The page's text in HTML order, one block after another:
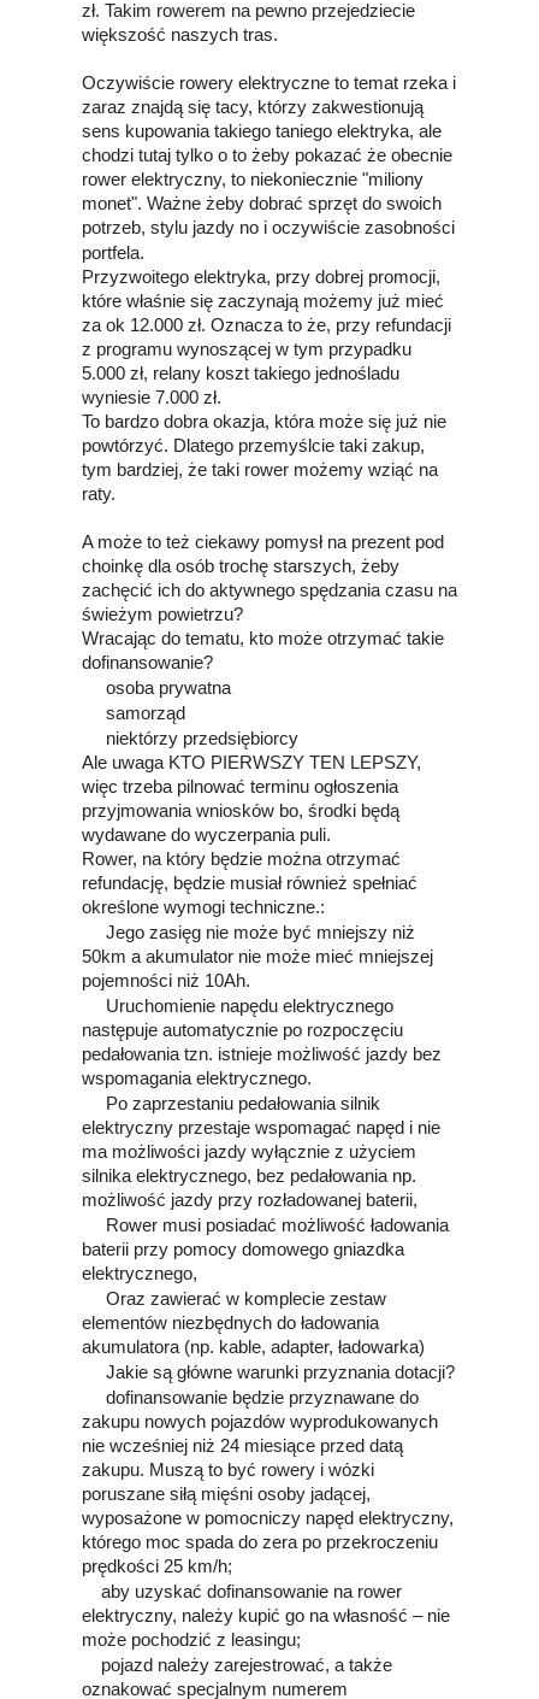
zł. Takim rowerem na pewno przejedziecie
większość naszych tras.
Oczywiście rowery elektryczne to temat rzeka i
zaraz znajdą się tacy, którzy zakwestionują
sens kupowania takiego taniego elektryka, ale
chodzi tutaj tylko o to żeby pokazać że obecnie
rower elektryczny, to niekoniecznie "miliony
monet". Ważne żeby dobrać sprzęt do swoich
potrzeb, stylu jazdy no i oczywiście zasobności
portfela.
Przyzwoitego elektryka, przy dobrej promocji,
które właśnie się zaczynają możemy już mieć
za ok 12.000 zł. Oznacza to że, przy refundacji
z programu wynoszącej w tym przypadku
5.000 zł, relany koszt takiego jednośladu
wyniesie 7.000 zł.
To bardzo dobra okazja, która może się już nie
powtórzyć. Dlatego przemyślcie taki zakup,
tym bardziej, że taki rower możemy wziąć na
raty.
A może to też ciekawy pomysł na prezent pod
choinkę dla osób trochę starszych, żeby
zachęcić ich do aktywnego spędzania czasu na
świeżym powietrzu?
Wracając do tematu, kto może otrzymać takie
dofinansowanie?
osoba prywatna
samorząd
niektórzy przedsiębiorcy
Ale uwaga KTO PIERWSZY TEN LEPSZY,
więc trzeba pilnować terminu ogłoszenia
przyjmowania wniosków bo, środki będą
wydawane do wyczerpania puli.
Rower, na który będzie można otrzymać
refundację, będzie musiał również spełniać
określone wymogi techniczne.:
Jego zasięg nie może być mniejszy niż
50km a akumulator nie może mieć mniejszej
pojemności niż 10Ah.
Uruchomienie napędu elektrycznego
następuje automatycznie po rozpoczęciu
pedałowania tzn. istnieje możliwość jazdy bez
wspomagania elektrycznego.
Po zaprzestaniu pedałowania silnik
elektryczny przestaje wspomagać napęd i nie
ma możliwości jazdy wyłącznie z użyciem
silnika elektrycznego, bez pedałowania np.
możliwość jazdy przy rozładowanej baterii,
Rower musi posiadać możliwość ładowania
baterii przy pomocy domowego gniazdka
elektrycznego,
Oraz zawierać w komplecie zestaw
elementów niezbędnych do ładowania
akumulatora (np. kable, adapter, ładowarka)
Jakie są główne warunki przyznania dotacji?
dofinansowanie będzie przyznawane do
zakupu nowych pojazdów wyprodukowanych
nie wcześniej niż 24 miesiące przed datą
zakupu. Muszą to być rowery i wózki
poruszane siłą mięśni osoby jadącej,
wyposażone w pomocniczy napęd elektryczny,
którego moc spada do zera po przekroczeniu
prędkości 25 km/h;
aby uzyskać dofinansowanie na rower
elektryczny, należy kupić go na własność – nie
może pochodzić z leasingu;
pojazd należy zarejestrować, a także
oznakować specjalnym numerem